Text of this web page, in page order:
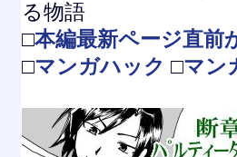
る物語
□本編最新ページ直前
□マンガハック □マン